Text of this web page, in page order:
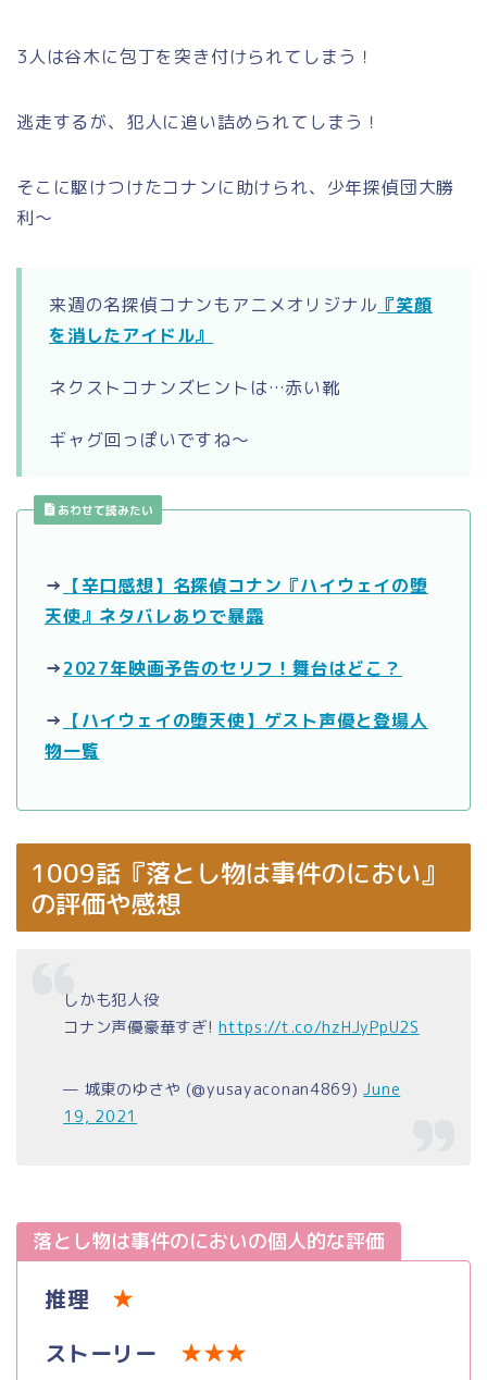
3人は谷木に包丁を突き付けられてしまう！
逃走するが、犯人に追い詰められてしまう！
そこに駆けつけたコナンに助けられ、少年探偵団大勝
利～
来週の名探偵コナンもアニメオリジナル 『笑顔
を消したアイドル』
ネクストコナンズヒントは…赤い靴
ギャグ回っぽいですね～
あわせて読みたい
→ 【辛口感想】名探偵コナン『ハイウェイの堕
天使』ネタバレありで暴露
→2027年映画予告のセリフ！舞台はどこ？
→ 【ハイウェイの堕天使】ゲスト声優と登場人
物一覧
1009話『落とし物は事件のにおい』
の評価や感想
しかも犯人役
コナン声優豪華すぎ!https://t.co/hzHJyPpU2S
— 城東のゆさや (@yusayaconan4869)June
19, 2021
落とし物は事件のにおいの個人的な評価
推理 ★
ストーリー ★★★